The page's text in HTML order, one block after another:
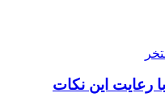
رعایت این نکات